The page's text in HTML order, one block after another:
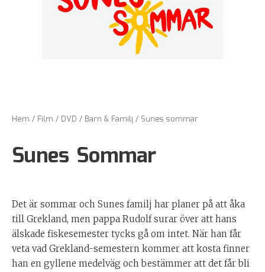
Hem / Film / DVD / Barn & Familj / Sunes sommar
Sunes Sommar
Det är sommar och Sunes familj har planer på att åka
till Grekland, men pappa Rudolf surar över att hans
älskade fiskesemester tycks gå om intet. När han får
veta vad Grekland-semestern kommer att kosta finner
han en gyllene medelväg och bestämmer att det får bli